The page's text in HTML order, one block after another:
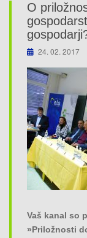
O
24. 02. 2017
Vaš kanal so
»Priložnosti